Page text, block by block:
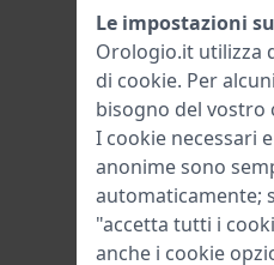
Le impostazioni
Orologio.it utilizza
di cookie. Per
bisogno del vostro
I cookie necessari
anonime sono
automaticamente;
"accetta tutti i
anche i cookie